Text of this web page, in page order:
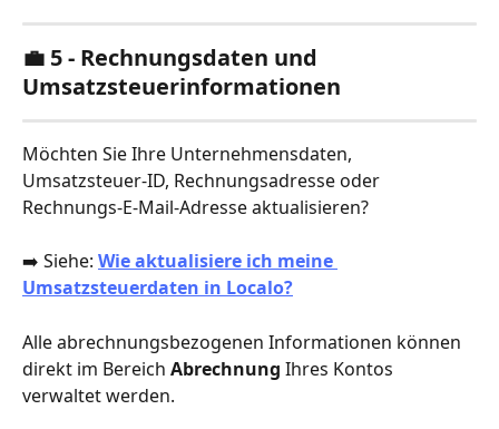
💼 5 - Rechnungsdaten und
Umsatzsteuerinformationen
Möchten Sie Ihre Unternehmensdaten,
Umsatzsteuer-ID, Rechnungsadresse oder
Rechnungs-E-Mail-Adresse aktualisieren?
➡️ Siehe: Wie aktualisiere ich meine
Umsatzsteuerdaten in Localo?
Alle abrechnungsbezogenen Informationen können
direkt im Bereich Abrechnung Ihres Kontos
verwaltet werden.